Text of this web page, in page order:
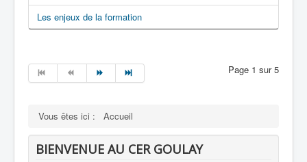
Les enjeux de la formation
Page 1 sur 5
Vous êtes ici : Accueil
BIENVENUE AU CER GOULAY